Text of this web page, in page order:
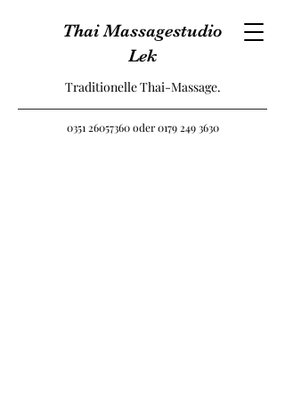
Thai Massagestudio
Lek
Traditionelle Thai-Massage.
0351 26057360oder0179 249 3630